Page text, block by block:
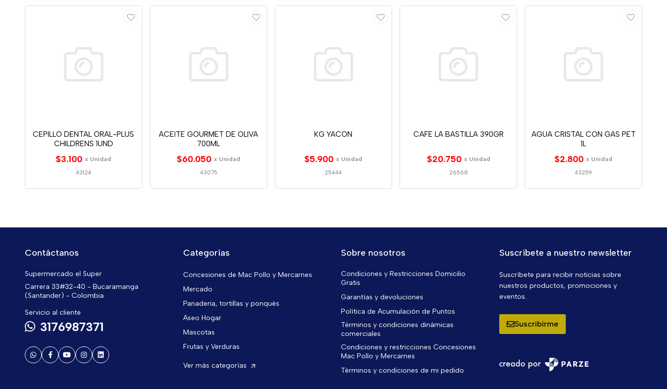
CEPILLO DENTAL ORAL-PLUS
CHILDRENS 1UND
$3.100 x Unidad
43124
ACEITE GOURMET DE OLIVA
700ML
$60.050 x Unidad
43075
KG YACON
$5.900 x Unidad
25444
CAFE LA BASTILLA 390GR
$20.750 x Unidad
26568
AGUA CRISTAL CON GAS PET
1L
$2.800 x Unidad
43259
Contáctanos
Supermercado el Super
Carrera 33#32-40 - Bucaramanga
(Santander) - Colombia
Servicio al cliente
3176987371
Categorías
Concesiones de Mac Pollo y Mercarnes
Mercado
Panaderia, tortillas y ponqués
Aseo Hogar
Mascotas
Frutas y Verduras
Ver más categorías
Sobre nosotros
Condiciones y Restricciones Domicilio
Gratis
Garantías y devoluciones
Política de Acumulación de Puntos
Términos y condiciones dinámicas
comerciales
Condiciones y restricciones Concesiones
Mac Pollo y Mercarnes
Términos y condiciones de mi pedido
Suscríbete a nuestro newsletter
Suscríbete para recibir noticias sobre
nuestros productos, promociones y
eventos.
Suscribirme